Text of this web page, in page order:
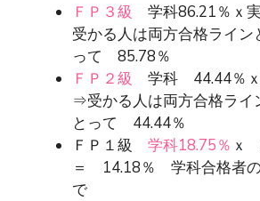
ＦＰ３級 学科86.21％ｘ
受かる人は両方合格ライン
って 85.78％
ＦＰ２級 学科 44.44％
⇒受かる人は両方合格ライ
とって 44.44％
ＦＰ１級 学科18.75％ ｘ
＝ 14.18％ 学科合格者
で